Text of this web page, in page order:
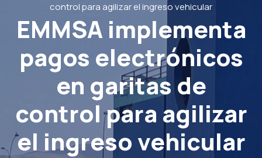
control para agilizar el ingreso vehicular
EMMSA implementa
pagos electrónicos
en garitas de
control para agilizar
el ingreso vehicular